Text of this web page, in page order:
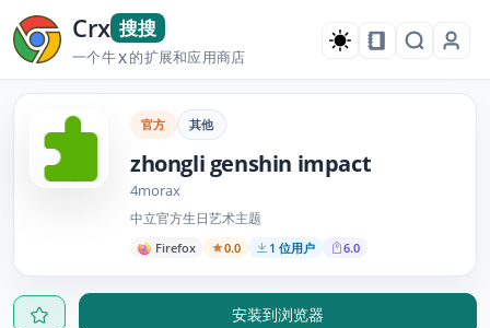
Crx 搜搜
一个牛X的扩展和应用商店
官方 其他
zhongli genshin impact
4morax
中立官方生日艺术主题
Firefox 0.0 1 位用户 6.0
安装到浏览器